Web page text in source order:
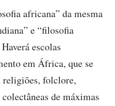
africana” da mesma
e “filosofia
escolas
em África, que se
religiões, folclore,
de máximas